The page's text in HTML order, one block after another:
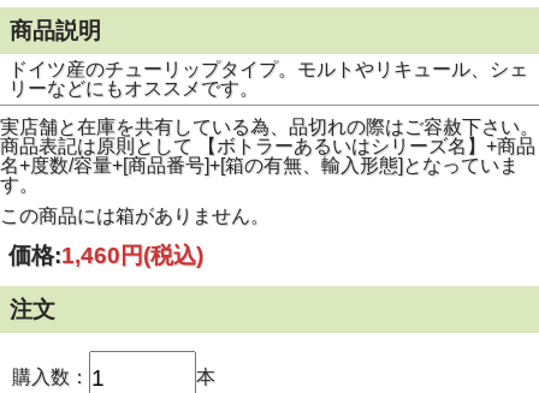
商品説明
ドイツ産のチューリップタイプ。モルトやリキュール、シェ
リーなどにもオススメです。
実店舗と在庫を共有している為、品切れの際はご容赦下さい。
商品表記は原則として 【ボトラーあるいはシリーズ名】+商品
名+度数/容量+[商品番号]+[箱の有無、輸入形態]となっていま
す。
この商品には箱がありません。
価格:1,460円(税込)
注文
購入数： 本